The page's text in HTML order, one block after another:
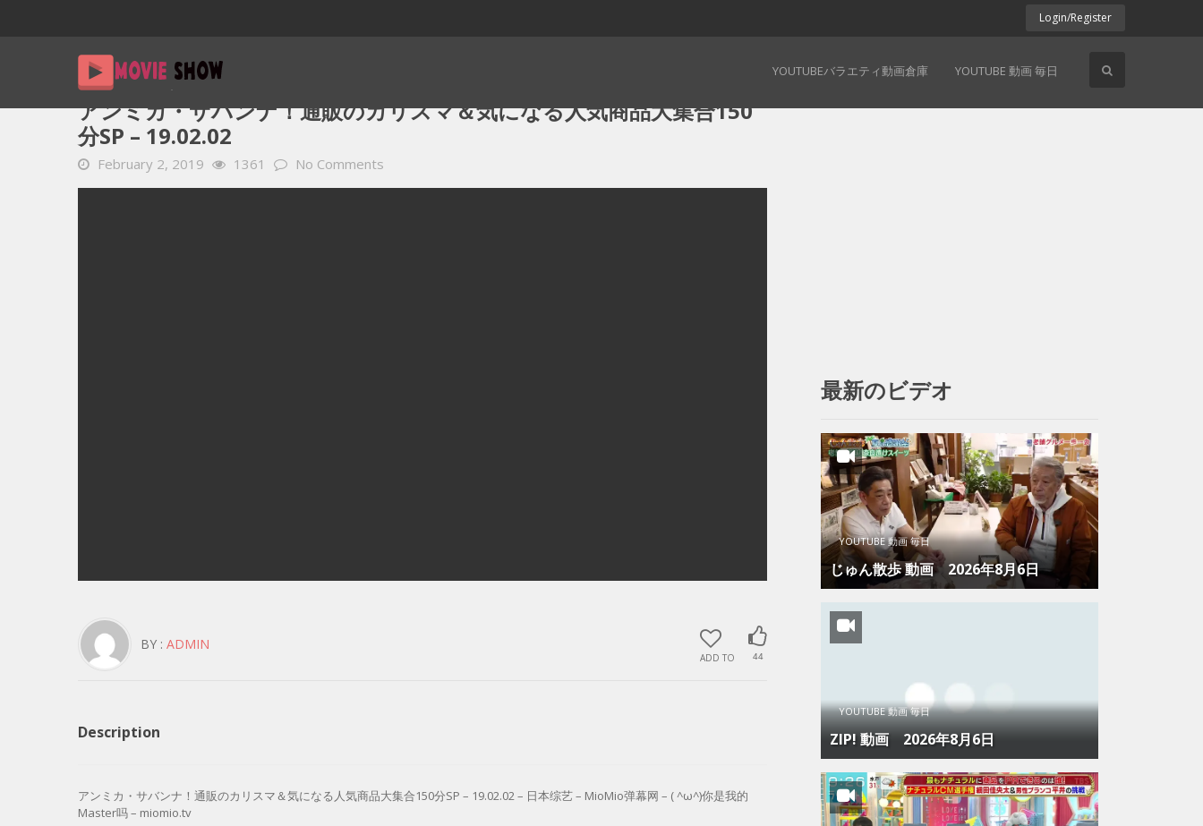
Login/Register
YOUTUBEバラエティ動画倉庫 YOUTUBE 動画 毎日
Home
アンミカ・サバンナ！通販のカリスマ＆気になる人気商品大集合150
分SP – 19.02.02
February 2, 2019 1361 No Comments
ADD TO 44
BY : ADMIN
Description
アンミカ・サバンナ！通販のカリスマ＆気になる人気商品大集合150分SP – 19.02.02 – 日本综艺 – MioMio弹幕网 – ( ^ω^)你是我的
Master吗 – miomio.tv
最新のビデオ
YOUTUBE 動画 毎日
じゅん散歩 動画 2026年8月6日
YOUTUBE 動画 毎日
ZIP! 動画 2026年8月6日